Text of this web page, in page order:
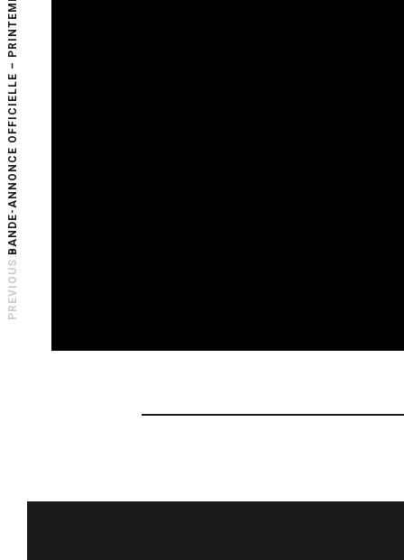
PREVIOUS:
BANDE-ANNONCE OFFICIELLE – PRINTEMPS 2022